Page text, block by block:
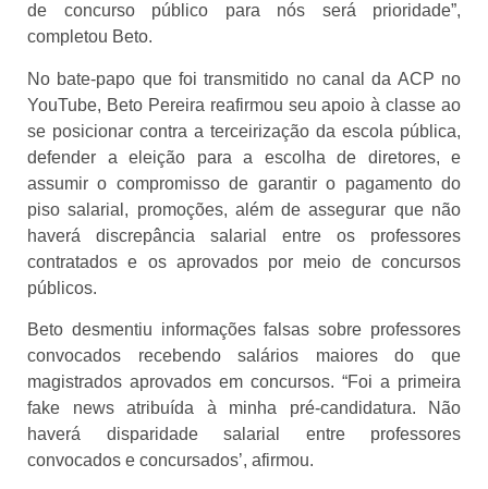
de concurso público para nós será prioridade”,
completou Beto.
No bate-papo que foi transmitido no canal da ACP no
YouTube, Beto Pereira reafirmou seu apoio à classe ao
se posicionar contra a terceirização da escola pública,
defender a eleição para a escolha de diretores, e
assumir o compromisso de garantir o pagamento do
piso salarial, promoções, além de assegurar que não
haverá discrepância salarial entre os professores
contratados e os aprovados por meio de concursos
públicos.
Beto desmentiu informações falsas sobre professores
convocados recebendo salários maiores do que
magistrados aprovados em concursos. “Foi a primeira
fake news atribuída à minha pré-candidatura. Não
haverá disparidade salarial entre professores
convocados e concursados’, afirmou.